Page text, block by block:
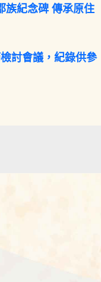
族紀念碑 傳承原住
討會議，紀錄供參